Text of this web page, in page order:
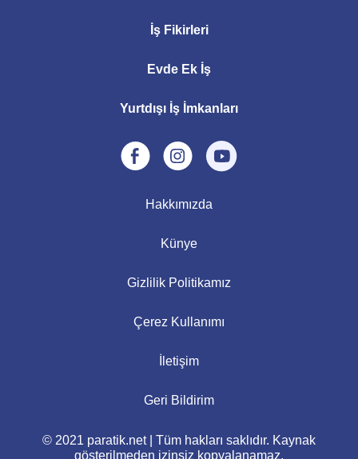
İş Fikirleri
Evde Ek İş
Yurtdışı İş İmkanları
Hakkımızda
Künye
Gizlilik Politikamız
Çerez Kullanımı
İletişim
Geri Bildirim
© 2021 paratik.net | Tüm hakları saklıdır. Kaynak
gösterilmeden izinsiz kopyalanamaz.